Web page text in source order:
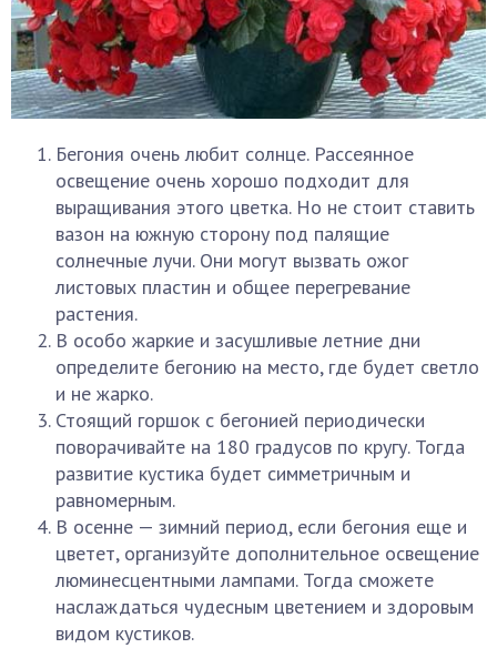
Бегония очень любит солнце. Рассеянное
освещение очень хорошо подходит для
выращивания этого цветка. Но не стоит ставить
вазон на южную сторону под палящие
солнечные лучи. Они могут вызвать ожог
листовых пластин и общее перегревание
растения.
В особо жаркие и засушливые летние дни
определите бегонию на место, где будет светло
и не жарко.
Стоящий горшок с бегонией периодически
поворачивайте на 180 градусов по кругу. Тогда
развитие кустика будет симметричным и
равномерным.
В осенне — зимний период, если бегония еще и
цветет, организуйте дополнительное освещение
люминесцентными лампами. Тогда сможете
наслаждаться чудесным цветением и здоровым
видом кустиков.